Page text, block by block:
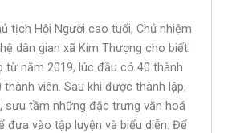
tịch Hội Người cao tuổi, Chủ nhiệm
dân gian xã Kim Thượng cho biết:
từ năm 2019, lúc đầu có 40 thành
thành viên. Sau khi được thành lập,
sưu tầm những đặc trưng văn hoá
đưa vào tập luyện và biểu diễn. Để